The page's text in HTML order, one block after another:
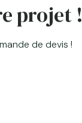
projet !
de devis !